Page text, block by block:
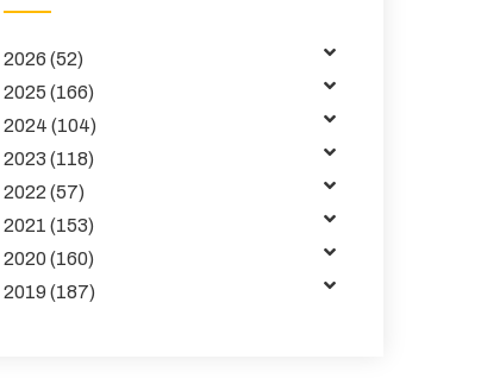
Kemitraan
Tata Kelola
Publikasi
Pembelajaran
Maklumat
2026 (52)
2025 (166)
2024 (104)
2023 (118)
2022 (57)
2021 (153)
2020 (160)
2019 (187)